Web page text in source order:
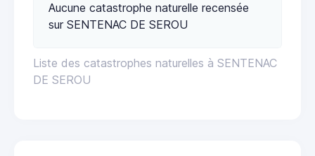
Liste des catastrophes naturelles à SENTENAC
DE SEROU
Aucune catastrophe naturelle recensée
sur SENTENAC DE SEROU